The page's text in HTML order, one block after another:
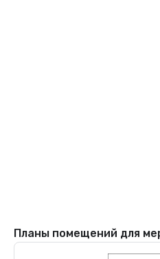
Планы помещений для